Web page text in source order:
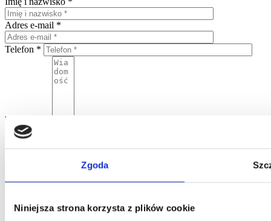
Zgoda
Niniejsza strona korzysta z plików cookie
Adres e-mail *
Telefon *
Wiadomość
Wyrażając zgodę na wysłanie niniejszego formularza wyrażają
oraz potwierdzają Państwo, że podanie danych nastąpiło w sposób
osobowych jest Jarosław Pajnowski oraz, że przysługuje Państwu
Powyższe dane będą użyte jedynie w celu kontaktowania się z